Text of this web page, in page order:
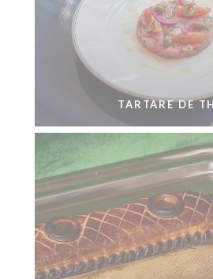
TARTARE DE